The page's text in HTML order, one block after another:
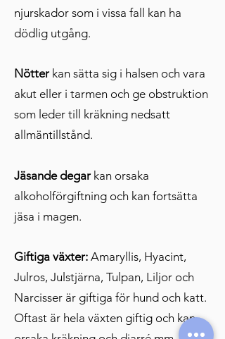
njurskador som i vissa fall kan ha
dödlig utgång.
Nötter kan sätta sig i halsen och vara
akut eller i tarmen och ge obstruktion
som leder till kräkning nedsatt
allmäntillstånd.
Jäsande degar kan orsaka
alkoholförgiftning och kan fortsätta
jäsa i magen.
Giftiga växter: Amaryllis, Hyacint,
Julros, Julstjärna, Tulpan, Liljor och
Narcisser är giftiga för hund och katt.
Oftast är hela växten giftig och kan